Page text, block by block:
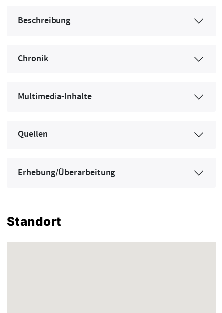
Beschreibung
Chronik
Multimedia-Inhalte
Quellen
Erhebung/Überarbeitung
Standort